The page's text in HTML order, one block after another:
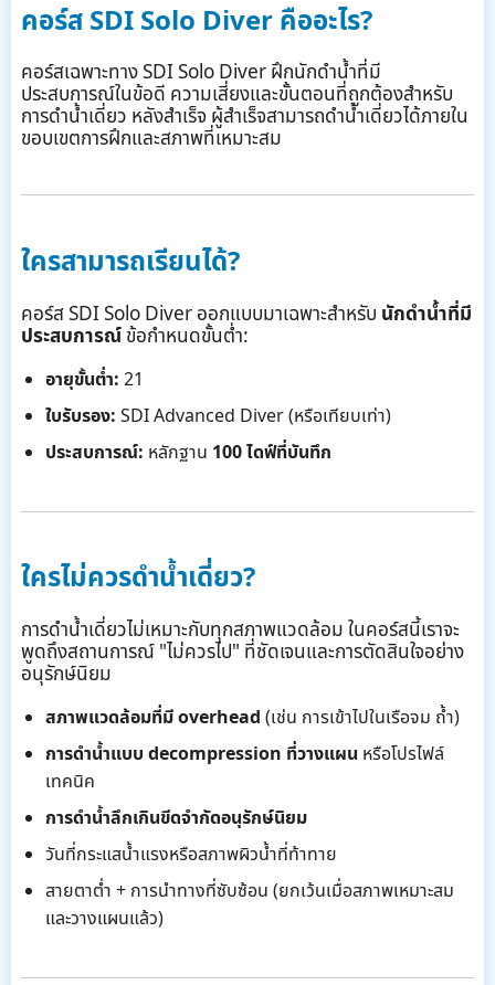
คอร์ส SDI Solo Diver คืออะไร?
คอร์สเฉพาะทาง SDI Solo Diver ฝึกนักดำน้ำที่มี
ประสบการณ์ในข้อดี ความเสี่ยงและขั้นตอนที่ถูกต้องสำหรับ
การดำน้ำเดี่ยว หลังสำเร็จ ผู้สำเร็จสามารถดำน้ำเดี่ยวได้ภายใน
ขอบเขตการฝึกและสภาพที่เหมาะสม
ใครสามารถเรียนได้?
คอร์ส SDI Solo Diver ออกแบบมาเฉพาะสำหรับ นักดำน้ำที่มี
ประสบการณ์ข้อกำหนดขั้นต่ำ:
อายุขั้นต่ำ: 21
ใบรับรอง: SDI Advanced Diver (หรือเทียบเท่า)
ประสบการณ์: หลักฐาน 100 ไดฟ์ที่บันทึก
ใครไม่ควรดำน้ำเดี่ยว?
การดำน้ำเดี่ยวไม่เหมาะกับทุกสภาพแวดล้อม ในคอร์สนี้เราจะ
พูดถึงสถานการณ์ "ไม่ควรไป" ที่ชัดเจนและการตัดสินใจอย่าง
อนุรักษ์นิยม
สภาพแวดล้อมที่มี overhead (เช่น การเข้าไปในเรือจม ถ้ำ)
การดำน้ำแบบ decompression ที่วางแผน หรือโปรไฟล์
เทคนิค
การดำน้ำลึกเกินขีดจำกัดอนุรักษ์นิยม
วันที่กระแสน้ำแรงหรือสภาพผิวน้ำที่ท้าทาย
สายตาต่ำ + การนำทางที่ซับซ้อน (ยกเว้นเมื่อสภาพเหมาะสม
และวางแผนแล้ว)